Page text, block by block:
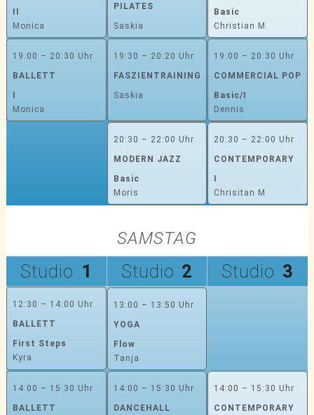
II
Monica
19:00 – 20:30 Uhr
BALLETT
I
Monica
PILATES
Saskia
19:30 – 20:20 Uhr
FASZIENTRAINING
Saskia
20:30 – 22:00 Uhr
MODERN JAZZ
Basic
Moris
Basic
Christian M.
19:00 – 20:30 Uhr
COMMERCIAL POP
Basic/I
Dennis
20:30 – 22:00 Uhr
CONTEMPORARY
I
Chrisitan M
SAMSTAG
Studio 1
12:30 – 14:00 Uhr
BALLETT
First Steps
Kyra
14:00 – 15:30 Uhr
BALLETT
Studio 2
13:00 – 13:50 Uhr
YOGA
Flow
Tanja
14:00 – 15:30 Uhr
DANCEHALL
Studio 3
14:00 – 15:30 Uhr
CONTEMPORARY